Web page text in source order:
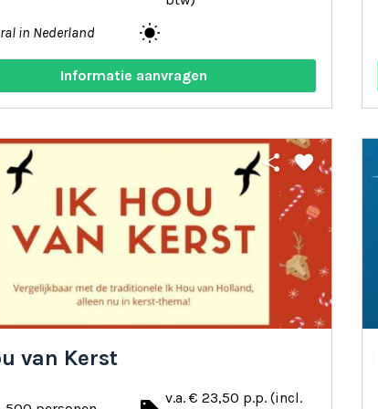
in Nederland wb_sunny
Informatie aanvragen
share favorite
van Kerst
v.a. € 23,50 p.p. (incl.